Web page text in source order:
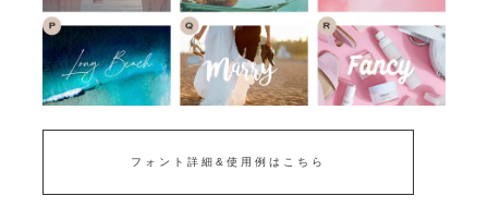
フォント詳細&使用例はこちら